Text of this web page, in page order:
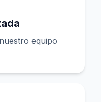
equipo